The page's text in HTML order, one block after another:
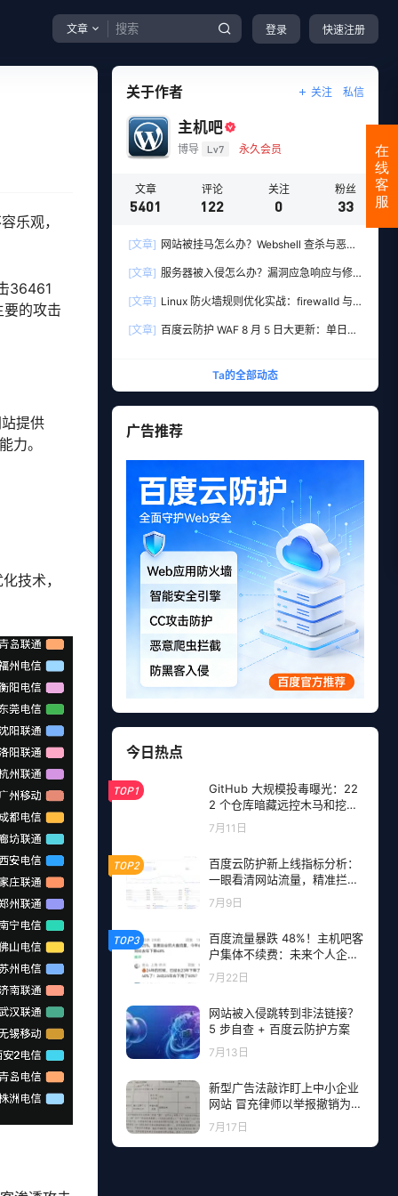
文章 登录 快速注册
乐观，
36461
的攻击
提供
力。
技术，
关于作者 关注 私信
主机吧
博导 Lv7 永久会员
文章
5401
评论
122
关注
0
粉丝
33
[文章] 网站被挂马怎么办？Webshell 查杀与恶意
[文章] 服务器被入侵怎么办？漏洞应急响应与修
[文章] Linux 防火墙规则优化实战：firewalld 与
[文章] 百度云防护 WAF 8 月 5 日大更新：单日新
Ta的全部动态
广告推荐
今日热点
TOP1
GitHub 大规模投毒曝光：22
2 个仓库暗藏远控木马和挖矿
程序，开发者成目标
7月11日
TOP2
百度云防护新上线指标分析：
一眼看清网站流量，精准拦截
恶意请求
7月9日
TOP3
百度流量暴跌 48%！主机吧客
户集体不续费：未来个人企业
网站流量从哪里来？
7月22日
网站被入侵跳转到非法链接？
5 步自查 + 百度云防护方案
7月13日
新型广告法敲诈盯上中小企业
网站 冒充律师以举报撤销为由
勒索钱财
7月17日
在
线
客
服